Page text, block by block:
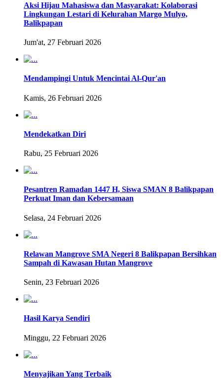
Aksi Hijau Mahasiswa dan Masyarakat: Kolaborasi
Lingkungan Lestari di Kelurahan Margo Mulyo,
Balikpapan
Jum'at, 27 Februari 2026
Mendampingi Untuk Mencintai Al-Qur'an
Kamis, 26 Februari 2026
Mendekatkan Diri
Rabu, 25 Februari 2026
Pesantren Ramadan 1447 H, Siswa SMAN 8 Balikpapan
Perkuat Iman dan Kebersamaan
Selasa, 24 Februari 2026
Relawan Mangrove SMA Negeri 8 Balikpapan Bersihkan
Sampah di Kawasan Hutan Mangrove
Senin, 23 Februari 2026
Hasil Karya Sendiri
Minggu, 22 Februari 2026
Menyajikan Yang Terbaik